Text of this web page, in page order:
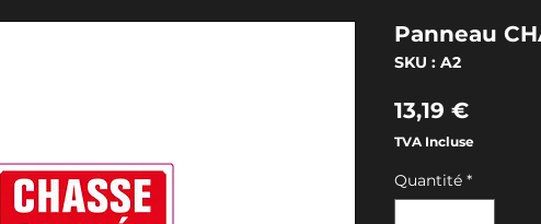
Panneau
SKU : A2
13,19 €Prix
TVA Incluse
Quantité *